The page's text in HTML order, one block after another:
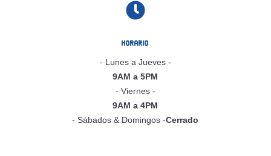

Horario
- Lunes a Jueves -
9AM a 5PM
- Viernes -
9AM a 4PM
- Sábados & Domingos -Cerrado